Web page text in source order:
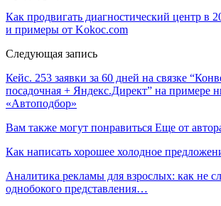
Как продвигать диагностический центр в
и примеры от Kokoc.com
Следующая запись
Кейс. 253 заявки за 60 дней на связке
посадочная + Яндекс.Директ” на примере
«Автоподбор»
Вам также могут понравиться Еще от
Как написать хорошее холодное
Аналитика рекламы для взрослых: как не
однобокого представления…